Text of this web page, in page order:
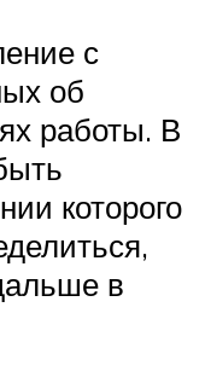
с
об
работы. В
которого
в